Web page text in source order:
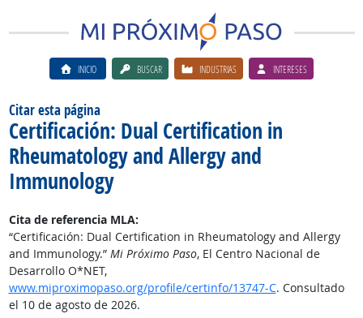
INICIO BUSCAR INDUSTRIAS INTERESES
Citar esta página
Certificación: Dual Certification in
Rheumatology and Allergy and
Immunology
Cita de referencia MLA:
“Certificación: Dual Certification in Rheumatology and Allergy
and Immunology.” Mi Próximo Paso, El Centro Nacional de
Desarrollo O*NET,
www.miproximopaso.org/profile/certinfo/13747-C. Consultado
el 10 de agosto de 2026.